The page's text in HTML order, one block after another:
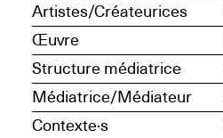
Artistes/Créateurices
Œuvre
Structure médiatrice
Médiatrice/Médiateur
Contexte·s